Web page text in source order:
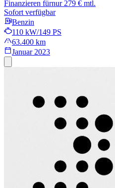
Finanzieren fürnur 279 € mtl.
Sofort verfügbar
Benzin
110 kW/149 PS
63.400 km
Januar 2023